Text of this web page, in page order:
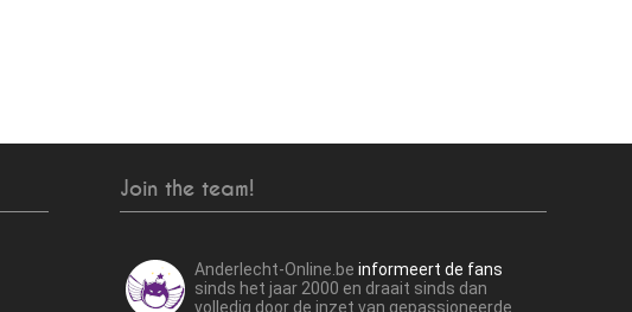
Join the team!
Anderlecht-Online.be informeert de fans
sinds het jaar 2000 en draait sinds dan
volledig door de inzet van gepassioneerde